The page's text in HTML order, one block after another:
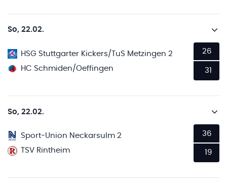
So, 22.02.
HSG Stuttgarter Kickers/TuS Metzingen 2
HC Schmiden/Oeffingen
26
31
So, 22.02.
Sport-Union Neckarsulm 2
TSV Rintheim
36
19